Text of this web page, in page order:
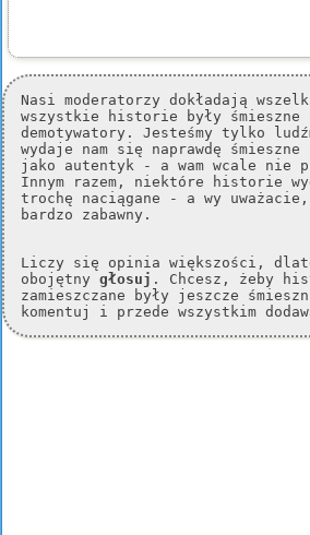
Nasi moderatorzy dokładają
wszystkie historie były śmieszne
demotywatory. Jesteśmy tylko
wydaje nam się naprawdę
jako autentyk - a wam wcale nie
Innym razem, niektóre historie
trochę naciągane - a wy
bardzo zabawny.
Liczy się opinia większości,
obojętny głosuj . Chcesz, żeby
zamieszczane były jeszcze
komentuj i przede wszystkim